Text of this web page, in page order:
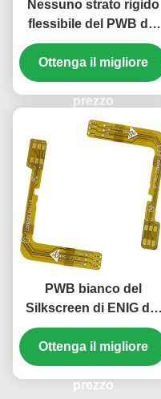
Nessuno strato rigido
flessibile del PWB del
Silkscreen 1 flette il
bordo ENIG del PWB
Ottenga il migliore
prezzo
PWB bianco del
Silkscreen di ENIG del
bordo flessibile del
PWB 2oz PWB della
flessione di 1 strato
Ottenga il migliore
prezzo